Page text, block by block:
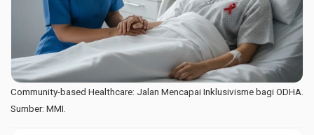
Community-based Healthcare: Jalan Mencapai Inklusivisme bagi ODHA.
Sumber: MMI.